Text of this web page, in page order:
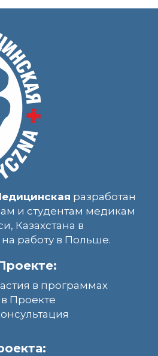
разработан
и студентам медикам
Казахстана в
работу в Польше.
в программах
Проекте